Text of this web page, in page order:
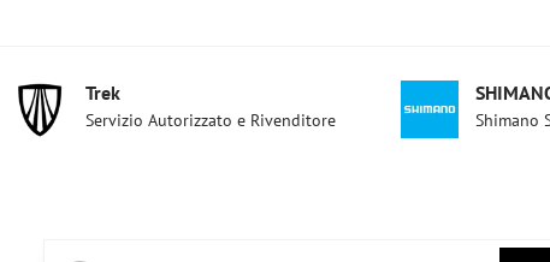
Trek
Servizio Autorizzato e Rivenditore Shimano